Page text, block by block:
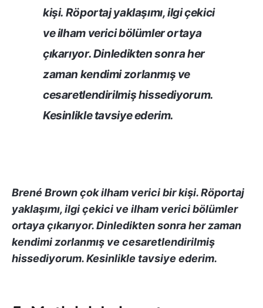
kişi. Röportaj yaklaşımı, ilgi çekici
ve ilham verici bölümler ortaya
çıkarıyor. Dinledikten sonra her
zaman kendimi zorlanmış ve
cesaretlendirilmiş hissediyorum.
Kesinlikle tavsiye ederim.
Brené Brown çok ilham verici bir kişi. Röportaj
yaklaşımı, ilgi çekici ve ilham verici bölümler
ortaya çıkarıyor. Dinledikten sonra her zaman
kendimi zorlanmış ve cesaretlendirilmiş
hissediyorum. Kesinlikle tavsiye ederim.